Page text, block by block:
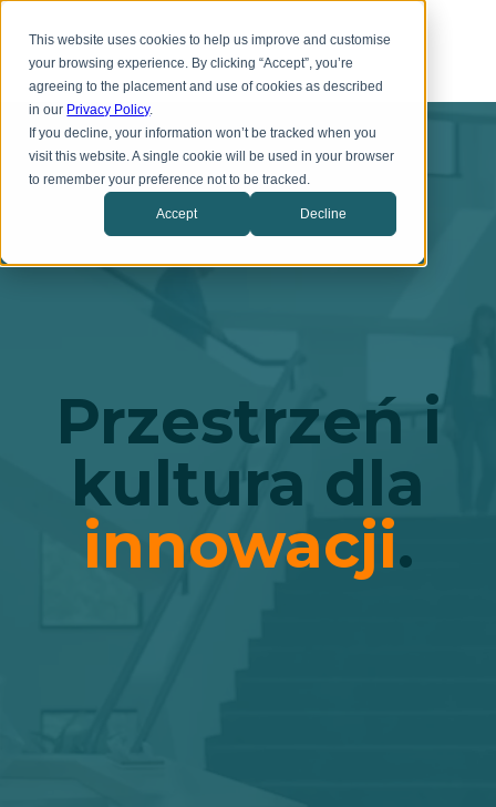
This website uses cookies to help us improve and customise
your browsing experience. By clicking “Accept”, you’re
agreeing to the placement and use of cookies as described
in our Privacy Policy.
If you decline, your information won’t be tracked when you
visit this website. A single cookie will be used in your browser
to remember your preference not to be tracked.
Accept Decline
głównej
treści
Przestrzeń i
kultura dla
innowacji.